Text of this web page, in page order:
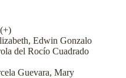
Edwin Gonzalo
del Rocío Cuadrado
Guevara, Mary